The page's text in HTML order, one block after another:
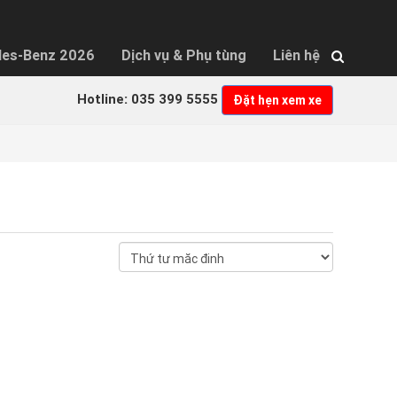
Benz 2026 Dịch vụ & Phụ tùng Liên hệ
Hotline: 035 399 5555 Đặt hẹn xem xe